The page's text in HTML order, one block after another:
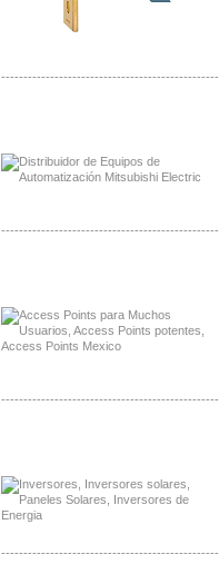
-------------------------------------------------
-------------------------------------------------
-------------------------------------------------
-------------------------------------------------